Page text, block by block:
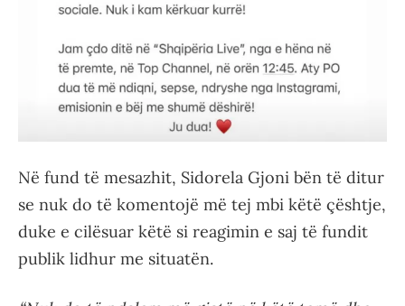
Në fund të mesazhit, Sidorela Gjoni bën të ditur
se nuk do të komentojë më tej mbi këtë çështje,
duke e cilësuar këtë si reagimin e saj të fundit
publik lidhur me situatën.